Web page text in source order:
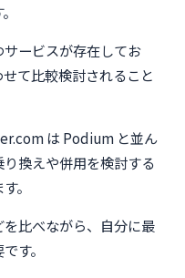
ービスが存在してお
て比較検討されること
は Podium と並ん
換えや併用を検討する
。
比べながら、自分に最
す。